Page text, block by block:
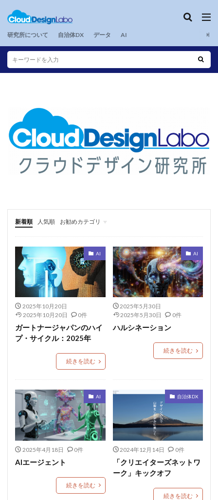
研究所について 自治体DX データ AI
新着順 人気順
お勧めカテゴリ
twentytwentythree
AI
自治体DX
データ
AI
2025年10月20日
2025年10月20日
0件
ガートナージャパンのハイ
プ・サイクル：2025年
続きを読む
AI
2025年5月30日
2025年5月30日
0件
ハルシネーション
続きを読む
AI
2025年4月18日 0件
AIエージェント
続きを読む
自治体DX
2024年12月14日 0件
「クリエイターズネットワ
ーク」キックオフ
続きを読む